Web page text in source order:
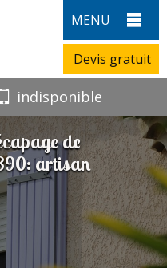
MENU
Devis gratuit
indisponible
de
artisan